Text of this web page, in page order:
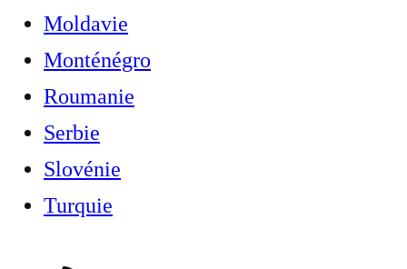
Moldavie
Monténégro
Roumanie
Serbie
Slovénie
Turquie